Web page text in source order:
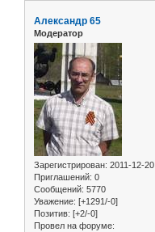
Александр 65
Модератор
Зарегистрирован: 2011-12-20
Приглашений: 0
Сообщений: 5770
Уважение: [+1291/-0]
Позитив: [+2/-0]
Провел на форуме: